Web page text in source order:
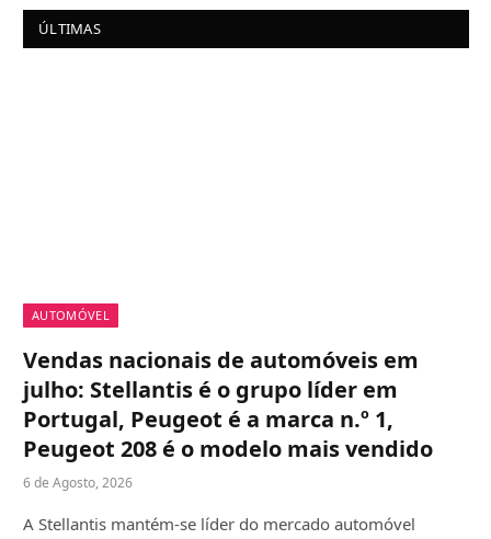
ÚLTIMAS
AUTOMÓVEL
Vendas nacionais de automóveis em
julho: Stellantis é o grupo líder em
Portugal, Peugeot é a marca n.º 1,
Peugeot 208 é o modelo mais vendido
6 de Agosto, 2026
A Stellantis mantém-se líder do mercado automóvel